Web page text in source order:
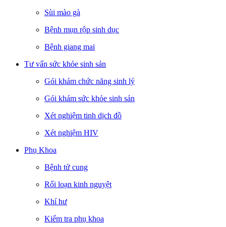
Sùi mào gà
Bệnh mụn rộp sinh dục
Bệnh giang mai
Tư vấn sức khỏe sinh sản
Gói khám chức năng sinh lý
Gói khám sức khỏe sinh sản
Xét nghiệm tinh dịch đồ
Xét nghiệm HIV
Phụ Khoa
Bệnh tử cung
Rối loạn kinh nguyệt
Khí hư
Kiểm tra phụ khoa